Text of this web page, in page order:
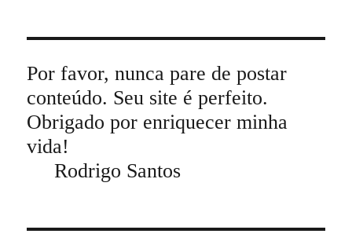
Por favor, nunca pare de postar
conteúdo. Seu site é perfeito.
Obrigado por enriquecer minha
vida!
Rodrigo Santos